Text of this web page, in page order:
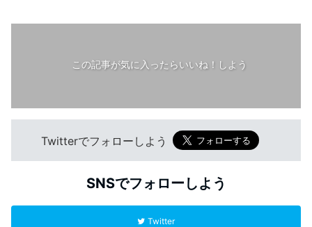
この記事が気に入ったらいいね！しよう
Twitterでフォローしよう
SNSでフォローしよう
Twitter